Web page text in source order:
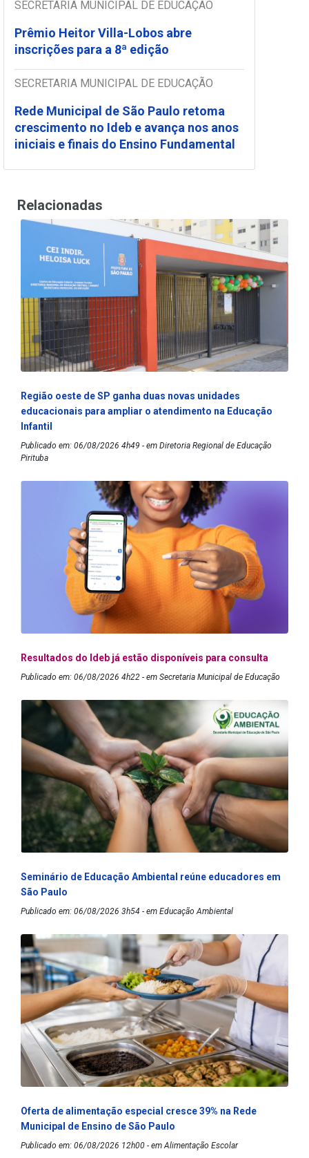
SECRETARIA MUNICIPAL DE EDUCAÇÃO
Prêmio Heitor Villa-Lobos abre
inscrições para a 8ª edição
SECRETARIA MUNICIPAL DE EDUCAÇÃO
Rede Municipal de São Paulo retoma
crescimento no Ideb e avança nos anos
iniciais e finais do Ensino Fundamental
Relacionadas
Região oeste de SP ganha duas novas unidades
educacionais para ampliar o atendimento na Educação
Infantil
Publicado em: 06/08/2026 4h49 - em Diretoria Regional de Educação
Pirituba
Resultados do Ideb já estão disponíveis para consulta
Publicado em: 06/08/2026 4h22 - em Secretaria Municipal de Educação
Seminário de Educação Ambiental reúne educadores em
São Paulo
Publicado em: 06/08/2026 3h54 - em Educação Ambiental
Oferta de alimentação especial cresce 39% na Rede
Municipal de Ensino de São Paulo
Publicado em: 06/08/2026 12h00 - em Alimentação Escolar